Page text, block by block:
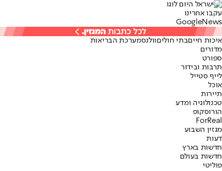
עקבו אחרינו
Googl eNews
איכות חייםבתי חוליםוולנסמערכת הבריאות
מדורים
ספורט
תרבות ובידור
לייף סטייל
אוכל
תיירות
טכנולוגיה ומדע
הורוסקופ
ForReal
מגזין השבוע
דעות
חדשות בארץ
חדשות בעולם
פוליטי